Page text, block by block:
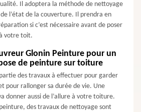
Il adoptera la méthode de nettoyage
l’état de la couverture. Il prendra en
si c’est nécessaire avant de poser
votre toit.
Glonin Peinture pour un
de peinture sur toiture
des travaux à effectuer pour garder
pour rallonger sa durée de vie. Une
donner aussi de l’allure à votre toiture.
des travaux de nettoyage sont